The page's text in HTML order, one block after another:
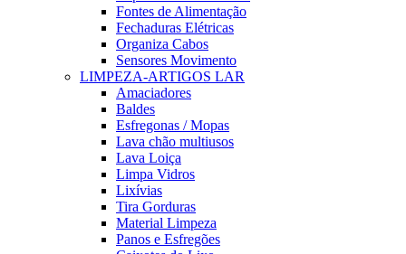
Fontes de Alimentação
Fechaduras Elétricas
Organiza Cabos
Sensores Movimento
LIMPEZA-ARTIGOS LAR
Amaciadores
Baldes
Esfregonas / Mopas
Lava chão multiusos
Lava Loiça
Limpa Vidros
Lixívias
Tira Gorduras
Material Limpeza
Panos e Esfregões